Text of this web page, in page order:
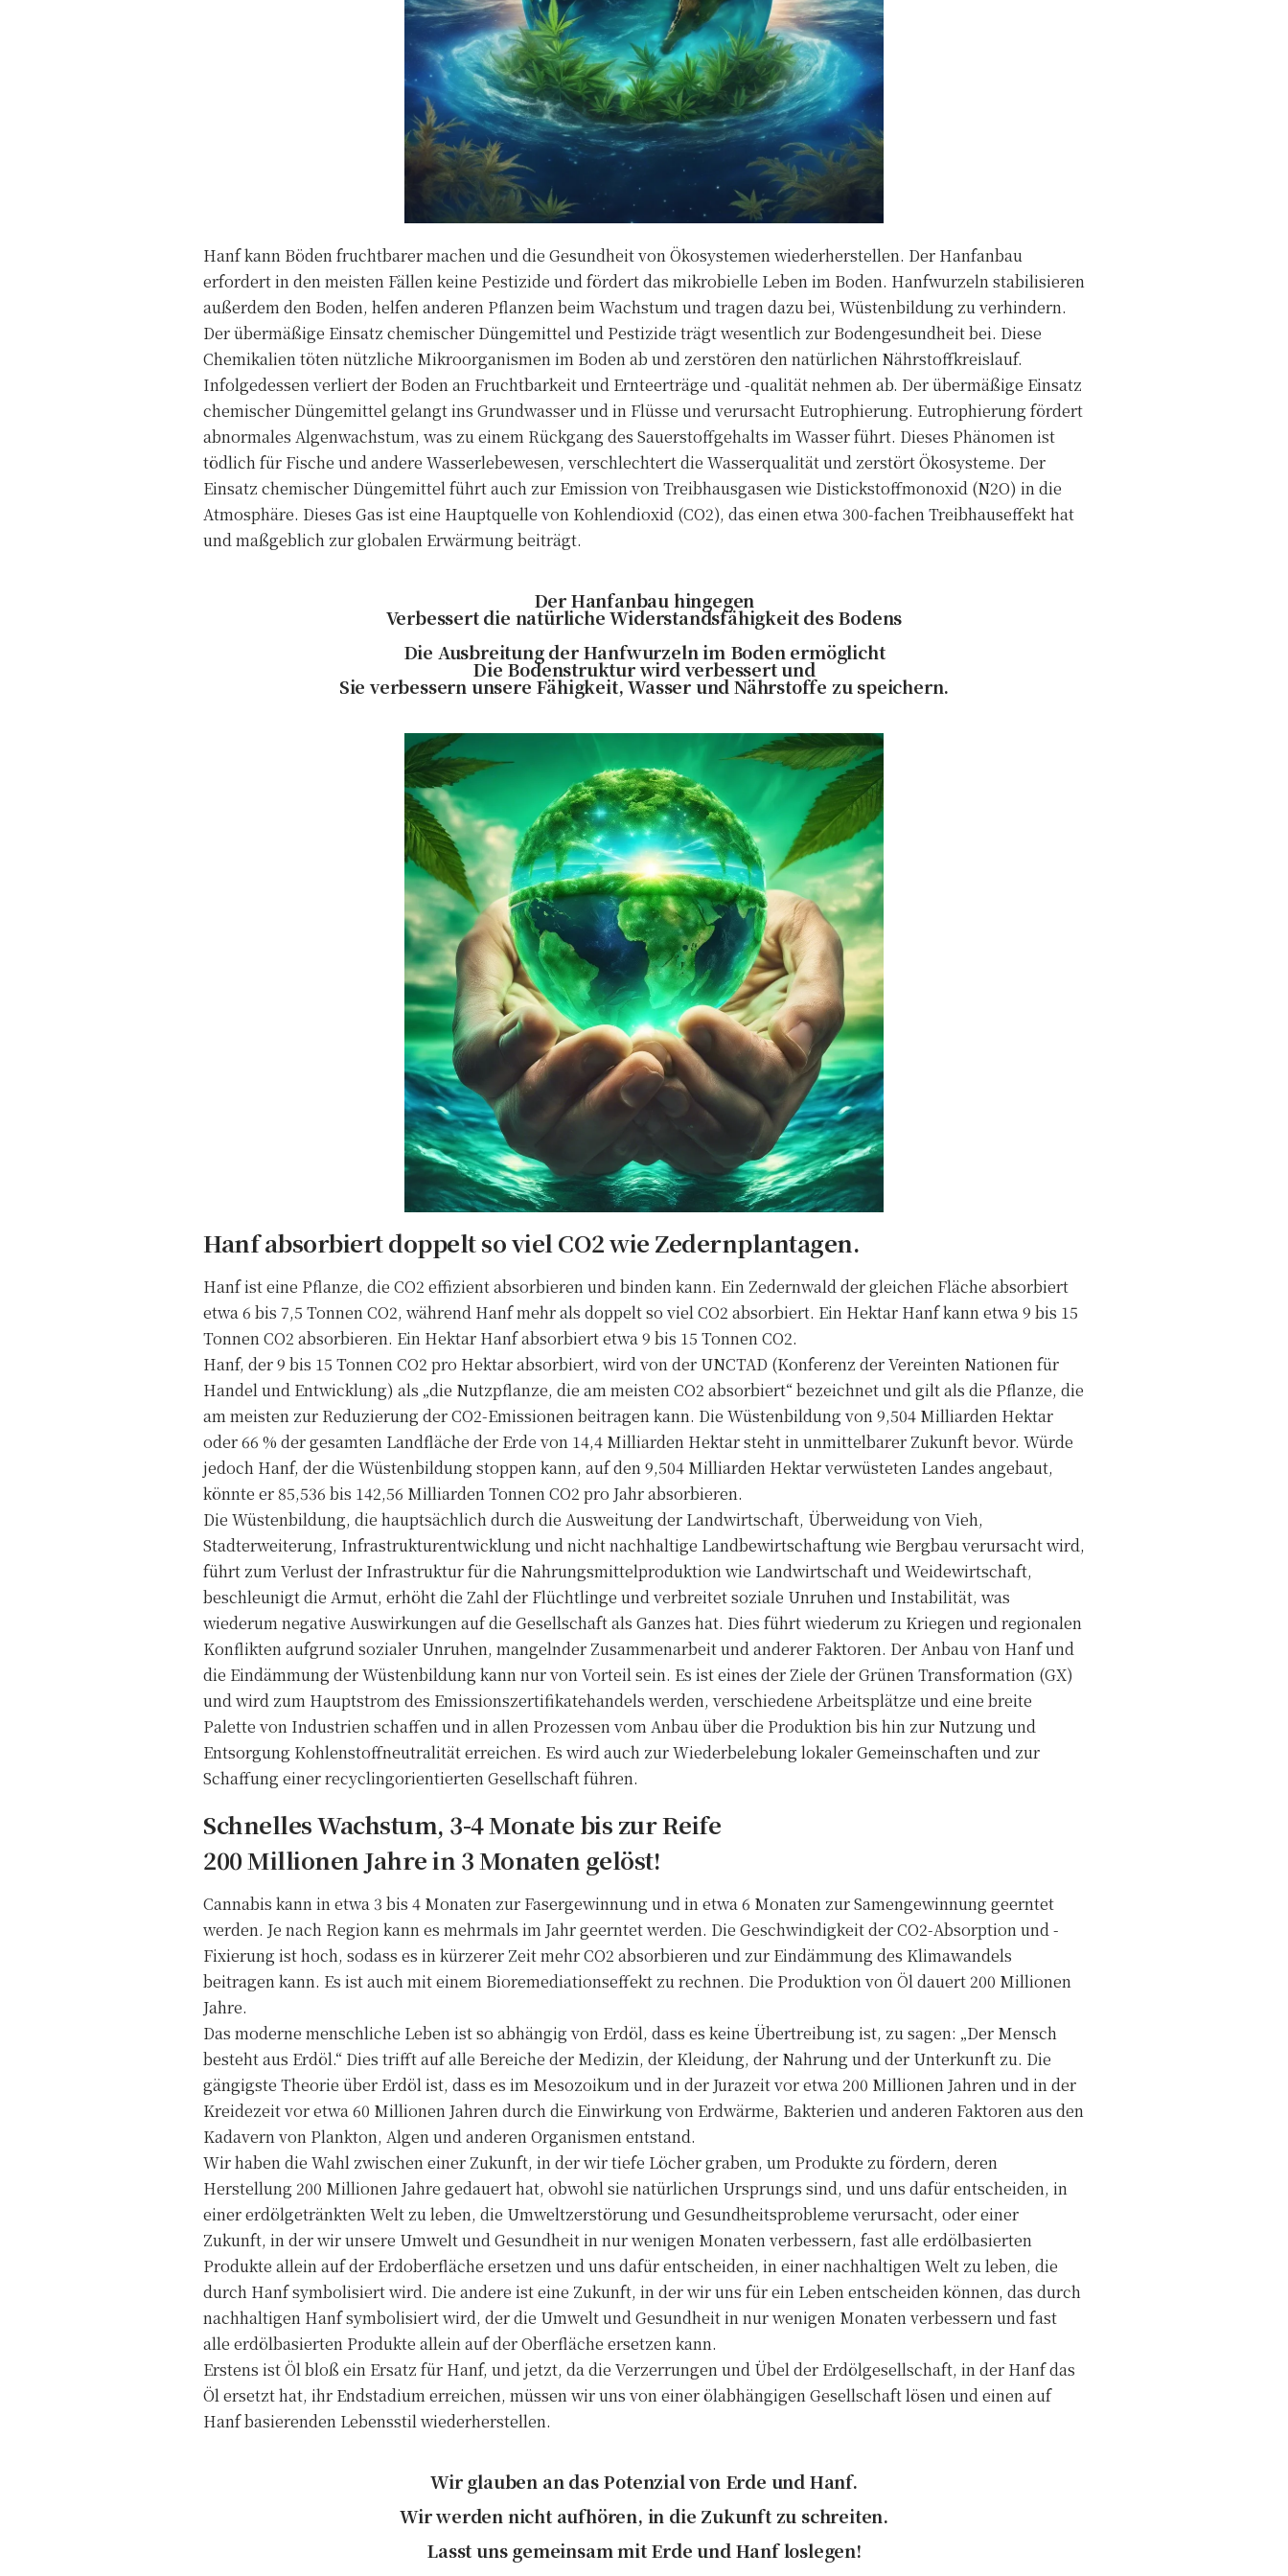
Hanf kann Böden fruchtbarer machen und die Gesundheit von Ökosystemen wiederherstellen. Der Hanfanbau
erfordert in den meisten Fällen keine Pestizide und fördert das mikrobielle Leben im Boden. Hanfwurzeln stabilisieren
außerdem den Boden, helfen anderen Pflanzen beim Wachstum und tragen dazu bei, Wüstenbildung zu verhindern.
Der übermäßige Einsatz chemischer Düngemittel und Pestizide trägt wesentlich zur Bodengesundheit bei. Diese
Chemikalien töten nützliche Mikroorganismen im Boden ab und zerstören den natürlichen Nährstoffkreislauf.
Infolgedessen verliert der Boden an Fruchtbarkeit und Ernteerträge und -qualität nehmen ab. Der übermäßige Einsatz
chemischer Düngemittel gelangt ins Grundwasser und in Flüsse und verursacht Eutrophierung. Eutrophierung fördert
abnormales Algenwachstum, was zu einem Rückgang des Sauerstoffgehalts im Wasser führt. Dieses Phänomen ist
tödlich für Fische und andere Wasserlebewesen, verschlechtert die Wasserqualität und zerstört Ökosysteme. Der
Einsatz chemischer Düngemittel führt auch zur Emission von Treibhausgasen wie Distickstoffmonoxid (N2O) in die
Atmosphäre. Dieses Gas ist eine Hauptquelle von Kohlendioxid (CO2), das einen etwa 300-fachen Treibhauseffekt hat
und maßgeblich zur globalen Erwärmung beiträgt.
Der Hanfanbau hingegen
Verbessert die natürliche Widerstandsfähigkeit des Bodens
Die Ausbreitung der Hanfwurzeln im Boden ermöglicht
Die Bodenstruktur wird verbessert und
Sie verbessern unsere Fähigkeit, Wasser und Nährstoffe zu speichern.
Hanf absorbiert doppelt so viel CO2 wie Zedernplantagen.
Hanf ist eine Pflanze, die CO2 effizient absorbieren und binden kann. Ein Zedernwald der gleichen Fläche absorbiert
etwa 6 bis 7,5 Tonnen CO2, während Hanf mehr als doppelt so viel CO2 absorbiert. Ein Hektar Hanf kann etwa 9 bis 15
Tonnen CO2 absorbieren. Ein Hektar Hanf absorbiert etwa 9 bis 15 Tonnen CO2.
Hanf, der 9 bis 15 Tonnen CO2 pro Hektar absorbiert, wird von der UNCTAD (Konferenz der Vereinten Nationen für
Handel und Entwicklung) als „die Nutzpflanze, die am meisten CO2 absorbiert“ bezeichnet und gilt als die Pflanze, die
am meisten zur Reduzierung der CO2-Emissionen beitragen kann. Die Wüstenbildung von 9,504 Milliarden Hektar
oder 66 % der gesamten Landfläche der Erde von 14,4 Milliarden Hektar steht in unmittelbarer Zukunft bevor. Würde
jedoch Hanf, der die Wüstenbildung stoppen kann, auf den 9,504 Milliarden Hektar verwüsteten Landes angebaut,
könnte er 85,536 bis 142,56 Milliarden Tonnen CO2 pro Jahr absorbieren.
Die Wüstenbildung, die hauptsächlich durch die Ausweitung der Landwirtschaft, Überweidung von Vieh,
Stadterweiterung, Infrastrukturentwicklung und nicht nachhaltige Landbewirtschaftung wie Bergbau verursacht wird,
führt zum Verlust der Infrastruktur für die Nahrungsmittelproduktion wie Landwirtschaft und Weidewirtschaft,
beschleunigt die Armut, erhöht die Zahl der Flüchtlinge und verbreitet soziale Unruhen und Instabilität, was
wiederum negative Auswirkungen auf die Gesellschaft als Ganzes hat. Dies führt wiederum zu Kriegen und regionalen
Konflikten aufgrund sozialer Unruhen, mangelnder Zusammenarbeit und anderer Faktoren. Der Anbau von Hanf und
die Eindämmung der Wüstenbildung kann nur von Vorteil sein. Es ist eines der Ziele der Grünen Transformation (GX)
und wird zum Hauptstrom des Emissionszertifikatehandels werden, verschiedene Arbeitsplätze und eine breite
Palette von Industrien schaffen und in allen Prozessen vom Anbau über die Produktion bis hin zur Nutzung und
Entsorgung Kohlenstoffneutralität erreichen. Es wird auch zur Wiederbelebung lokaler Gemeinschaften und zur
Schaffung einer recyclingorientierten Gesellschaft führen.
Schnelles Wachstum, 3-4 Monate bis zur Reife
200 Millionen Jahre in 3 Monaten gelöst!
Cannabis kann in etwa 3 bis 4 Monaten zur Fasergewinnung und in etwa 6 Monaten zur Samengewinnung geerntet
werden. Je nach Region kann es mehrmals im Jahr geerntet werden. Die Geschwindigkeit der CO2-Absorption und -
Fixierung ist hoch, sodass es in kürzerer Zeit mehr CO2 absorbieren und zur Eindämmung des Klimawandels
beitragen kann. Es ist auch mit einem Bioremediationseffekt zu rechnen. Die Produktion von Öl dauert 200 Millionen
Jahre.
Das moderne menschliche Leben ist so abhängig von Erdöl, dass es keine Übertreibung ist, zu sagen: „Der Mensch
besteht aus Erdöl.“ Dies trifft auf alle Bereiche der Medizin, der Kleidung, der Nahrung und der Unterkunft zu. Die
gängigste Theorie über Erdöl ist, dass es im Mesozoikum und in der Jurazeit vor etwa 200 Millionen Jahren und in der
Kreidezeit vor etwa 60 Millionen Jahren durch die Einwirkung von Erdwärme, Bakterien und anderen Faktoren aus den
Kadavern von Plankton, Algen und anderen Organismen entstand.
Wir haben die Wahl zwischen einer Zukunft, in der wir tiefe Löcher graben, um Produkte zu fördern, deren
Herstellung 200 Millionen Jahre gedauert hat, obwohl sie natürlichen Ursprungs sind, und uns dafür entscheiden, in
einer erdölgetränkten Welt zu leben, die Umweltzerstörung und Gesundheitsprobleme verursacht, oder einer
Zukunft, in der wir unsere Umwelt und Gesundheit in nur wenigen Monaten verbessern, fast alle erdölbasierten
Produkte allein auf der Erdoberfläche ersetzen und uns dafür entscheiden, in einer nachhaltigen Welt zu leben, die
durch Hanf symbolisiert wird. Die andere ist eine Zukunft, in der wir uns für ein Leben entscheiden können, das durch
nachhaltigen Hanf symbolisiert wird, der die Umwelt und Gesundheit in nur wenigen Monaten verbessern und fast
alle erdölbasierten Produkte allein auf der Oberfläche ersetzen kann.
Erstens ist Öl bloß ein Ersatz für Hanf, und jetzt, da die Verzerrungen und Übel der Erdölgesellschaft, in der Hanf das
Öl ersetzt hat, ihr Endstadium erreichen, müssen wir uns von einer ölabhängigen Gesellschaft lösen und einen auf
Hanf basierenden Lebensstil wiederherstellen.
Wir glauben an das Potenzial von Erde und Hanf.
Wir werden nicht aufhören, in die Zukunft zu schreiten.
Lasst uns gemeinsam mit Erde und Hanf loslegen!